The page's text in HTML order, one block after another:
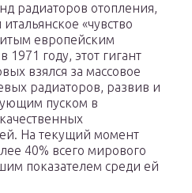
радиаторов отопления,
«чувство
европейским
году, этот гигант
взялся за массовое
радиаторов, развив и
пуском в
На текущий момент
40% всего мирового
показателем среди ей